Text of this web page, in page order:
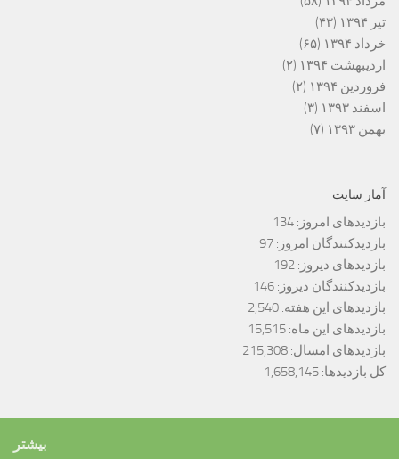
تیر ۱۳۹۴
(۴۳)
خرداد ۱۳۹۴
(۶۵)
اردیبهشت ۱۳۹۴
(۲)
فروردین ۱۳۹۴
(۲)
اسفند ۱۳۹۳
(۳)
بهمن ۱۳۹۳
(۷)
آمار سایت
بازدیدهای امروز: 134
بازدیدکنندگان امروز: 97
بازدیدهای دیروز: 192
بازدیدکنندگان دیروز: 146
بازدیدهای این هفته: 2,540
بازدیدهای این ماه: 15,515
بازدیدهای امسال: 215,308
کل بازدیدها: 1,658,145
بیشتر